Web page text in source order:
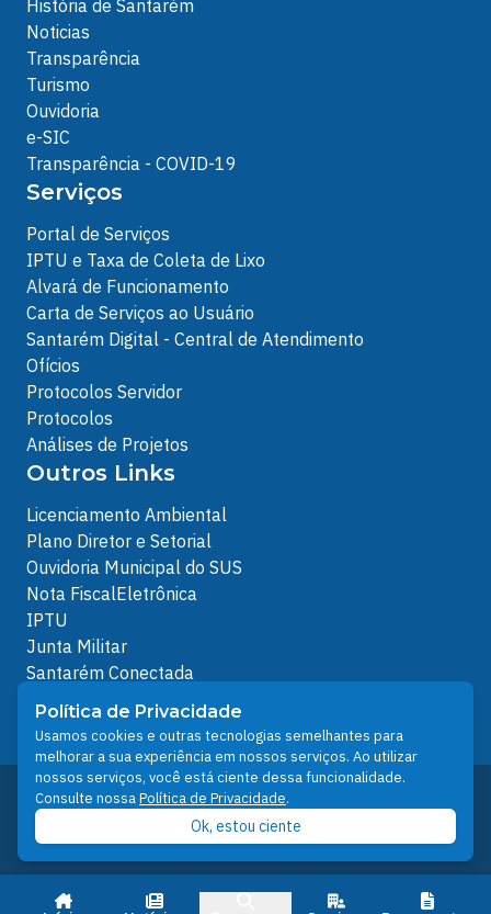
História de Santarém
Noticias
Transparência
Turismo
Ouvidoria
e-SIC
Transparência - COVID-19
Serviços
Portal de Serviços
IPTU e Taxa de Coleta de Lixo
Alvará de Funcionamento
Carta de Serviços ao Usuário
Santarém Digital - Central de Atendimento
Ofícios
Protocolos Servidor
Protocolos
Análises de Projetos
Outros Links
Licenciamento Ambiental
Plano Diretor e Setorial
Ouvidoria Municipal do SUS
Nota FiscalEletrônica
IPTU
Junta Militar
Santarém Conectada
Política de Privacidade
People illustrations by Storyset
Desenvolvido pelo Núcleo Técnico de Gestão de
Tecnologia da Informação - NTI
Prefeitura de Santarém © 2026
Política de Privacidade
Usamos cookies e outras tecnologias semelhantes para
melhorar a sua experiência em nossos serviços. Ao utilizar
nossos serviços, você está ciente dessa funcionalidade.
Consulte nossaPolítica de Privacidade.
Ok, estou ciente